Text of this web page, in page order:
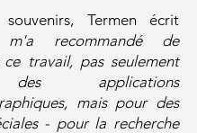
Termen écrit
recommandé de
ce travail, pas seulement
applications
mais pour des
- pour la recherche